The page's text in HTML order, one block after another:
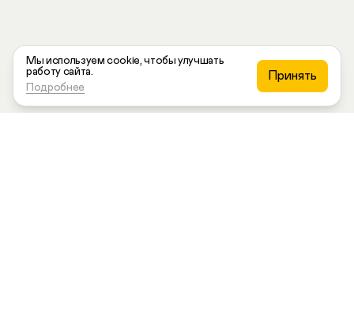
Мы используем cookie, чтобы улучшать
работу сайта.
Подробнее
Принять